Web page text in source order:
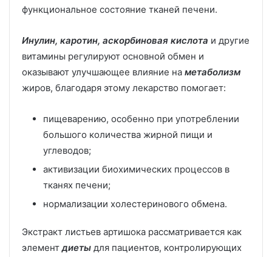
функциональное состояние тканей печени.
Инулин, каротин, аскорбиновая кислота и другие
витамины регулируют основной обмен и
оказывают улучшающее влияние на метаболизм
жиров, благодаря этому лекарство помогает:
пищеварению, особенно при употреблении
большого количества жирной пищи и
углеводов;
активизации биохимических процессов в
тканях печени;
нормализации холестеринового обмена.
Экстракт листьев артишока рассматривается как
элементдиеты для пациентов, контролирующих